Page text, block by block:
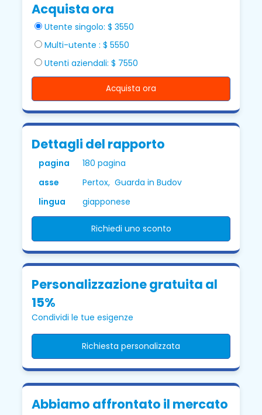
Acquista ora
Utente singolo: $ 3550
Multi-utente : $ 5550
Utenti aziendali: $ 7550
Acquista ora
Dettagli del rapporto
pagina
180 pagina
asse
Pertox, Guarda in Budov
lingua
giapponese
Richiedi uno sconto
Personalizzazione gratuita al
15%
Condividi le tue esigenze
Richiesta personalizzata
Abbiamo affrontato il mercato